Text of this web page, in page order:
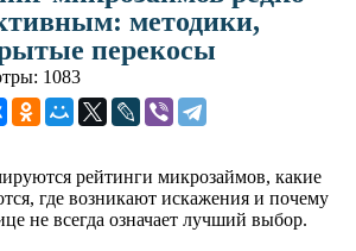
методики,
перекосы
1083
рейтинги микрозаймов, какие
где возникают искажения и почему
не всегда означает лучший выбор.